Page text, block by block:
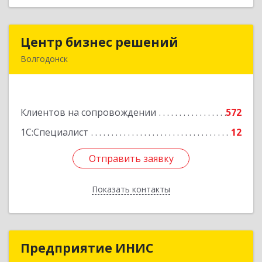
Центр бизнес решений
Волгодонск
Клиентов на сопровождении
572
1С:Специалист
12
Отправить заявку
Показать контакты
Центр бизнес решений
Подробнее
Отправить заявку
Назад
Предприятие ИНИСПредприятие ИНИС